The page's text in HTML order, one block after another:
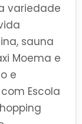
variedade
sauna
Moema e
e
Escola